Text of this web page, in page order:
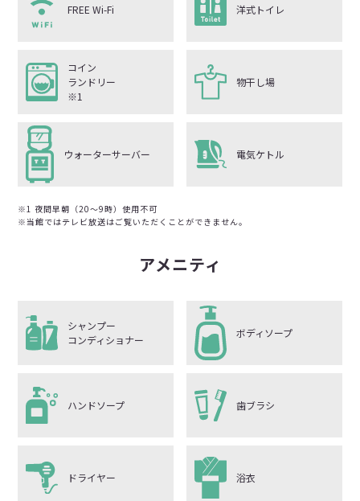
FREE Wi-Fi 洋式トイレ
コイン
ランドリー
※1
物干し場
ウォーターサーバー 電気ケトル
※1 夜間早朝（20〜9時）使用不可
※当館ではテレビ放送はご覧いただくことができません。
アメニティ
シャンプー
コンディショナー
ボディソープ
ハンドソープ 歯ブラシ
ドライヤー 浴衣